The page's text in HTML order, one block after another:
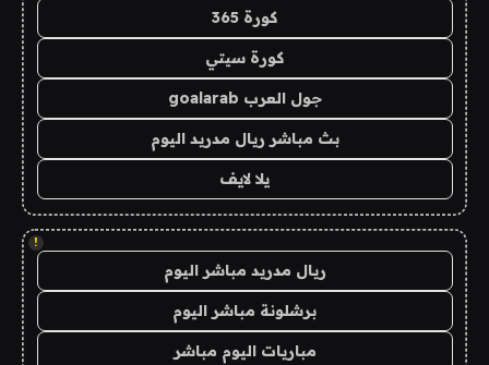
كورة 365
كورة سيتي
جول العرب goalarab
بث مباشر ريال مدريد اليوم
يلا لايف
!
ريال مدريد مباشر اليوم
برشلونة مباشر اليوم
مباريات اليوم مباشر